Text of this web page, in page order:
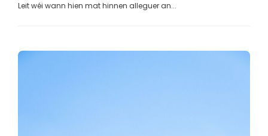
Leit wéi wann hien mat hinnen alleguer an...